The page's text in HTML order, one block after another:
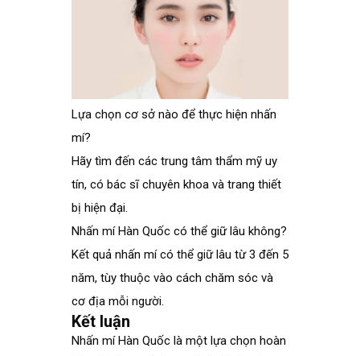
Lựa chọn cơ sở nào để thực hiện nhấn
mí?
Hãy tìm đến các trung tâm thẩm mỹ uy
tín, có bác sĩ chuyên khoa và trang thiết
bị hiện đại.
Nhấn mí Hàn Quốc có thể giữ lâu không?
Kết quả nhấn mí có thể giữ lâu từ 3 đến 5
năm, tùy thuộc vào cách chăm sóc và
cơ địa mỗi người.
Kết luận
Nhấn mí Hàn Quốc là một lựa chọn hoàn